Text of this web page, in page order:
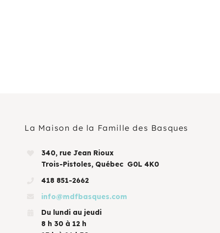
La Maison de la Famille des Basques
340, rue Jean Rioux
Trois-Pistoles, Québec G0L 4K0
418 851-2662
info@mdfbasques.com
Du lundi au jeudi
8 h 30 à 12 h